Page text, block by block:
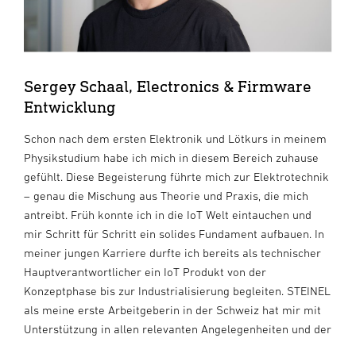
Sergey Schaal, Electronics & Firmware
Entwicklung
Schon nach dem ersten Elektronik und Lötkurs in meinem
Physikstudium habe ich mich in diesem Bereich zuhause
gefühlt. Diese Begeisterung führte mich zur Elektrotechnik
– genau die Mischung aus Theorie und Praxis, die mich
antreibt. Früh konnte ich in die IoT Welt eintauchen und
mir Schritt für Schritt ein solides Fundament aufbauen. In
meiner jungen Karriere durfte ich bereits als technischer
Hauptverantwortlicher ein IoT Produkt von der
Konzeptphase bis zur Industrialisierung begleiten. STEINEL
als meine erste Arbeitgeberin in der Schweiz hat mir mit
Unterstützung in allen relevanten Angelegenheiten und der